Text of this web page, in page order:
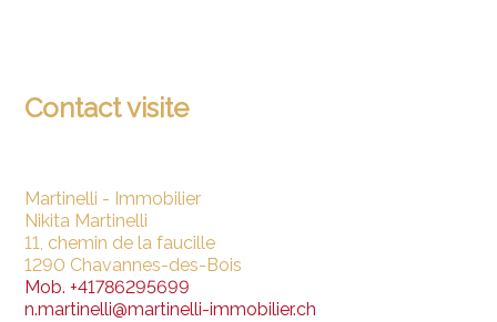
Contact visite
Martinelli - Immobilier
Nikita Martinelli
11, chemin de la faucille
1290 Chavannes-des-Bois
Mob.+41786295699
n.martinelli@martinelli-immobilier.ch